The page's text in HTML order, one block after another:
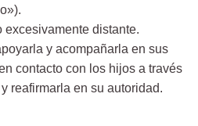
excesivamente distante.
y acompañarla en sus
contacto con los hijos a través
reafirmarla en su autoridad.